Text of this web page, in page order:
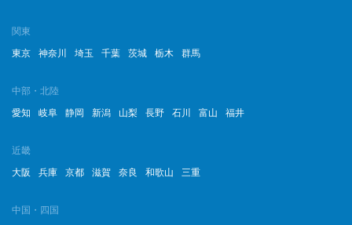
関東
東京
神奈川 埼玉 千葉 茨城 栃木 群馬
中部・北陸
愛知
岐阜 静岡 新潟 山梨 長野 石川 富山 福井
近畿
大阪
兵庫 京都 滋賀 奈良 和歌山 三重
中国・四国